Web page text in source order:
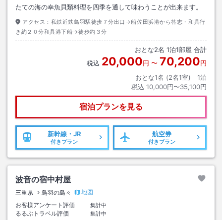
たての海の幸魚貝類料理を四季を通して味わうことが出来ます。
アクセス： 私鉄近鉄鳥羽駅徒歩７分出口→船佐田浜港から答志・和具行
き約２０分和具港下船→徒歩約３分
おとな2名 1泊1部屋 合計
税込 20,000円 〜 70,200円
おとな1名 (2名1室)｜ 1泊
税込 10,000円〜35,100円
宿泊プランを見る
新幹線・JR
付きプラン
航空券
付きプラン
波音の宿中村屋
三重県 鳥羽の島々
地図
お客様アンケート評価
集計中
るるぶトラベル評価
集計中